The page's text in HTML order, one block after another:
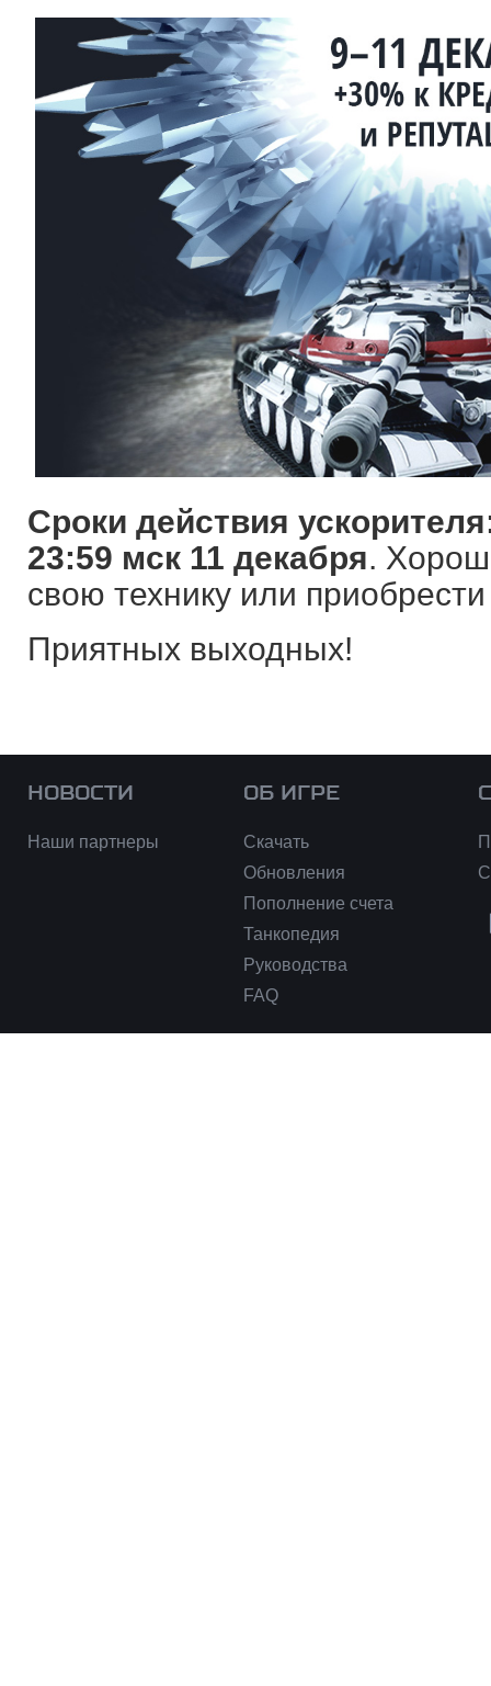
Сроки действия
23:59 мск 11 декабря.
свою технику или
Приятных выходных!
НОВОСТИ
Наши партнеры
ОБ ИГРЕ
Скачать
Обновления
Пополнение счета
Танкопедия
Руководства
FAQ